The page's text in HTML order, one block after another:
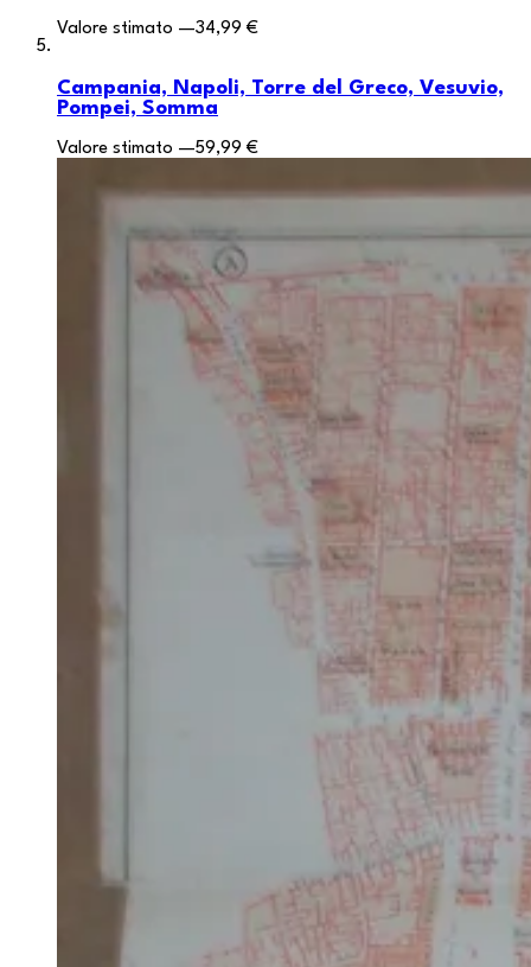
Valore stimato —34,99 €
Campania, Napoli, Torre del Greco, Vesuvio,
Pompei, Somma
Valore stimato —59,99 €